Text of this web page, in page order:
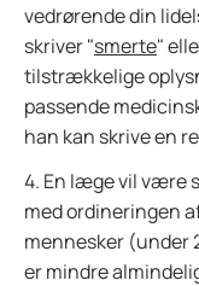
vedrørende din
skriver "smerte"
tilstrækkelige
passende
han kan skrive en
4. En læge vil være
med ordineringen
mennesker (under
er mindre